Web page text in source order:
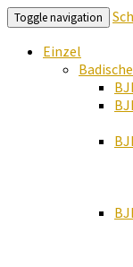
Toggle navigation
Einzel